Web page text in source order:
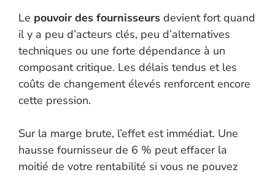
Le pouvoir des fournisseurs devient fort quand
il y a peu d’acteurs clés, peu d’alternatives
techniques ou une forte dépendance à un
composant critique. Les délais tendus et les
coûts de changement élevés renforcent encore
cette pression.
Sur la marge brute, l’effet est immédiat. Une
hausse fournisseur de 6 % peut effacer la
moitié de votre rentabilité si vous ne pouvez